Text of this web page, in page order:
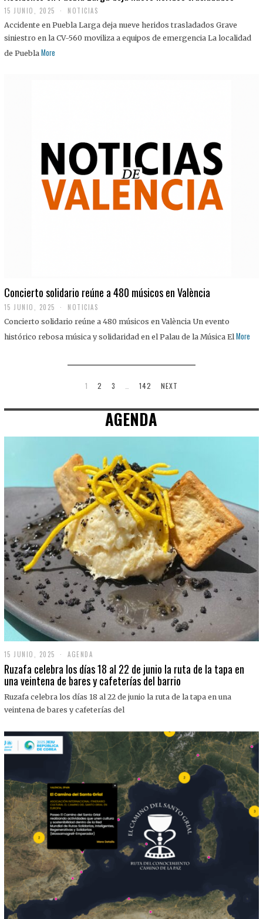
15 JUNIO, 2025 NOTICIAS
Accidente en Puebla Larga deja nueve heridos trasladados Grave
siniestro en la CV-560 moviliza a equipos de emergencia La localidad
de Puebla More
Concierto solidario reúne a 480 músicos en València
15 JUNIO, 2025 NOTICIAS
Concierto solidario reúne a 480 músicos en València Un evento
histórico rebosa música y solidaridad en el Palau de la Música El More
1 2 3 142 NEXT
AGENDA
15 JUNIO, 2025
J
U
I
O
0
2
5
AGENDA
Ruzafa celebra los días 18 al 22 de junio la ruta de la tapa en
una veintena de bares y cafeterías del barrio
Ruzafa celebra los días 18 al 22 de junio la ruta de la tapa en una
veintena de bares y cafeterías del